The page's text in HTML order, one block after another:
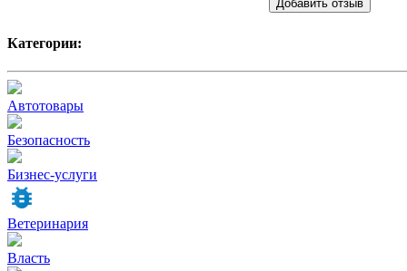
Добавить отзыв
Категории:
Автотовары
Безопасность
Бизнес-услуги
Ветеринария
Власть